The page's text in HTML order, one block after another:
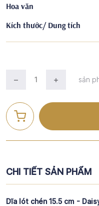
Hoa văn
Kích thước/ Dung tích
sản
CHI TIẾT SẢN PHẨM
Dĩa lót chén 15.5 cm -